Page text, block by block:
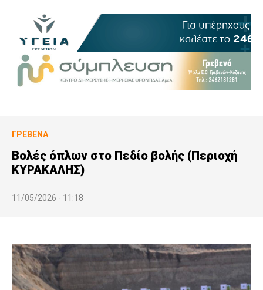
ΓΡΕΒΕΝΆ
Βολές όπλων στο Πεδίο βολής (Περιοχή
ΚΥΡΑΚΑΛΗΣ)
11/05/2026 - 11:18